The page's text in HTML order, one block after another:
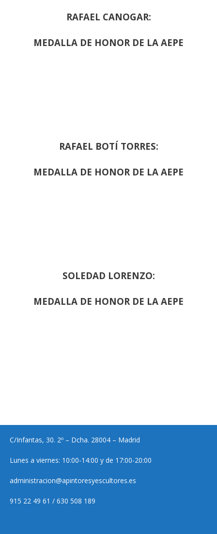
RAFAEL CANOGAR:
MEDALLA DE HONOR DE LA AEPE
RAFAEL BOTÍ TORRES:
MEDALLA DE HONOR DE LA AEPE
SOLEDAD LORENZO:
MEDALLA DE HONOR DE LA AEPE
C/Infantas, 30. 2º – Dcha. 28004 – Madrid
Lunes a viernes: 10:00-14:00 y de 17:00-20:00
administracion@apintoresyescultores.es
915 22 49 61 / 630 508 189